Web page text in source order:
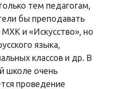
тем педагогам,
бы преподавать
и «Искусство», но
языка,
классов и др. В
школе очень
проведение